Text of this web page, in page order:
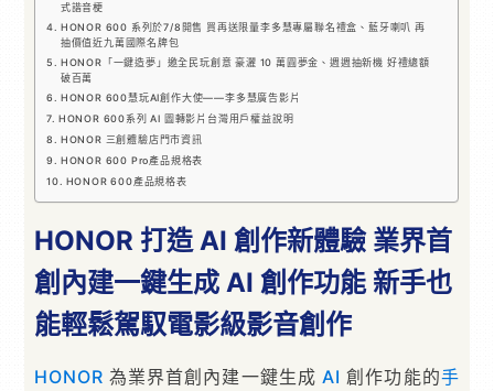
式諧音梗
HONOR 600 系列於7/8開售 買再送限量李多慧專屬聯名禮盒、藍牙喇叭 再
抽價值近九萬國際名牌包
HONOR「一鍵造夢」邀全民玩創意 豪灑 10 萬圓夢金、週週抽新機 好禮總額
破百萬
HONOR 600慧玩AI創作大使——李多慧廣告影片
HONOR 600系列 AI 圖轉影片台灣用戶權益說明
HONOR 三創體驗店門市資訊
HONOR 600 Pro產品規格表
HONOR 600產品規格表
HONOR 打造 AI 創作新體驗 業界首
創內建一鍵生成 AI 創作功能 新手也
能輕鬆駕馭電影級影音創作
HONOR 為業界首創內建一鍵生成 AI 創作功能的手